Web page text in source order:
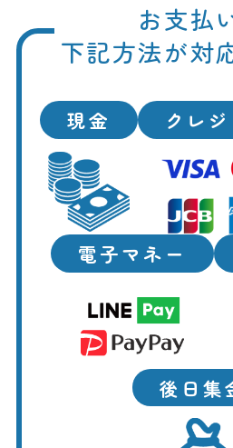
お支払
下記方法が対
現金 クレ
電子マネー
後日集